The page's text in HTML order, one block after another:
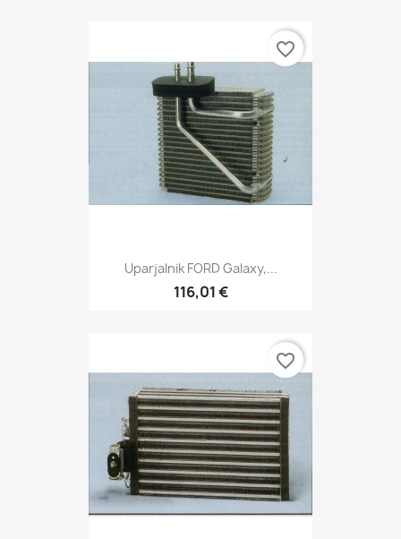
Uparjalnik FORD Galaxy,...
116,01 €
favorite_border
favorite_border